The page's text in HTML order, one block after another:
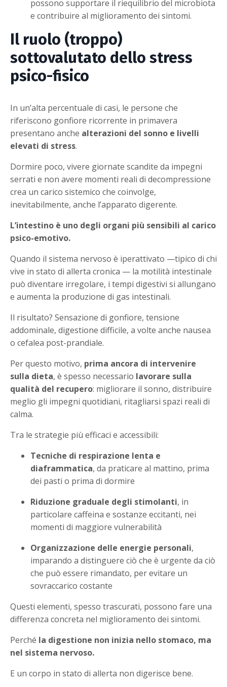
possono supportare il riequilibrio del microbiota
e contribuire al miglioramento dei sintomi.
Il ruolo (troppo)
sottovalutato dello stress
psico-fisico
In un’alta percentuale di casi, le persone che
riferiscono gonfiore ricorrente in primavera
presentano anche alterazioni del sonno e livelli
elevati di stress.
Dormire poco, vivere giornate scandite da impegni
serrati e non avere momenti reali di decompressione
crea un carico sistemico che coinvolge,
inevitabilmente, anche l’apparato digerente.
L’intestino è uno degli organi più sensibili al carico
psico-emotivo.
Quando il sistema nervoso è iperattivato —tipico di chi
vive in stato di allerta cronica — la motilità intestinale
può diventare irregolare, i tempi digestivi si allungano
e aumenta la produzione di gas intestinali.
Il risultato? Sensazione di gonfiore, tensione
addominale, digestione difficile, a volte anche nausea
o cefalea post-prandiale.
Per questo motivo, prima ancora di intervenire
sulla dieta, è spesso necessario lavorare sulla
qualità del recupero: migliorare il sonno, distribuire
meglio gli impegni quotidiani, ritagliarsi spazi reali di
calma.
Tra le strategie più efficaci e accessibili:
Tecniche di respirazione lenta e
diaframmatica, da praticare al mattino, prima
dei pasti o prima di dormire
Riduzione graduale degli stimolanti, in
particolare caffeina e sostanze eccitanti, nei
momenti di maggiore vulnerabilità
Organizzazione delle energie personali,
imparando a distinguere ciò che è urgente da ciò
che può essere rimandato, per evitare un
sovraccarico costante
Questi elementi, spesso trascurati, possono fare una
differenza concreta nel miglioramento dei sintomi.
Perché la digestione non inizia nello stomaco, ma
nel sistema nervoso.
E un corpo in stato di allerta non digerisce bene.